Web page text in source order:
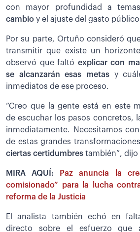
con mayor profundidad a
cambio y el ajuste del gasto
Por su parte, Ortuño consideró
transmitir que existe un
observó que faltó explicar con
se alcanzarán esas metasy
inmediatos de ese proceso.
”Creo que la gente está en este
de escuchar los pasos concretos,
inmediatamente. Necesitamos
de estas grandes
ciertas certidumbres también”, dijo
MIRA AQUÍ:
Paz anuncia la
comisionado” para la lucha
reforma de la Justicia
El analista también echó en
directo sobre el esfuerzo que